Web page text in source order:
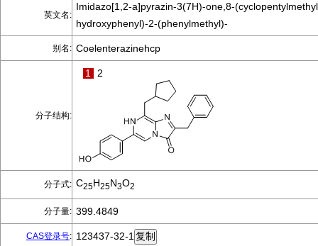
英文名:
Imidazo[1,2-a]pyrazin-3(7H)-one,8-
hydroxyphenyl)-2-(phenylmethyl)-
别名: Coelenterazinehcp
分子结构:
1 2
分子式: C25H25N3O2
分子量: 399.4849
CAS登录号: 123437-32-1